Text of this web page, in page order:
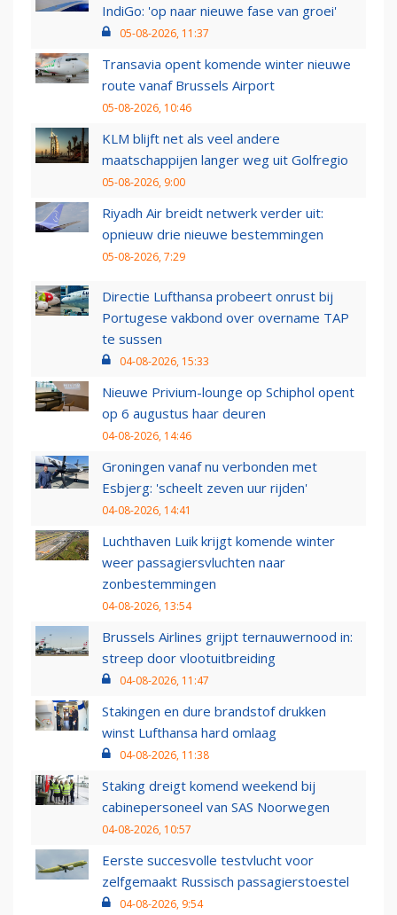
IndiGo: 'op naar nieuwe fase van groei'
05-08-2026, 11:37
Transavia opent komende winter nieuwe
route vanaf Brussels Airport
05-08-2026, 10:46
KLM blijft net als veel andere
maatschappijen langer weg uit Golfregio
05-08-2026, 9:00
Riyadh Air breidt netwerk verder uit:
opnieuw drie nieuwe bestemmingen
05-08-2026, 7:29
Directie Lufthansa probeert onrust bij
Portugese vakbond over overname TAP
te sussen
04-08-2026, 15:33
Nieuwe Privium-lounge op Schiphol opent
op 6 augustus haar deuren
04-08-2026, 14:46
Groningen vanaf nu verbonden met
Esbjerg: 'scheelt zeven uur rijden'
04-08-2026, 14:41
Luchthaven Luik krijgt komende winter
weer passagiersvluchten naar
zonbestemmingen
04-08-2026, 13:54
Brussels Airlines grijpt ternauwernood in:
streep door vlootuitbreiding
04-08-2026, 11:47
Stakingen en dure brandstof drukken
winst Lufthansa hard omlaag
04-08-2026, 11:38
Staking dreigt komend weekend bij
cabinepersoneel van SAS Noorwegen
04-08-2026, 10:57
Eerste succesvolle testvlucht voor
zelfgemaakt Russisch passagierstoestel
04-08-2026, 9:54